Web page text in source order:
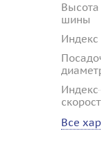
шины
Индекс
Индекс
Все